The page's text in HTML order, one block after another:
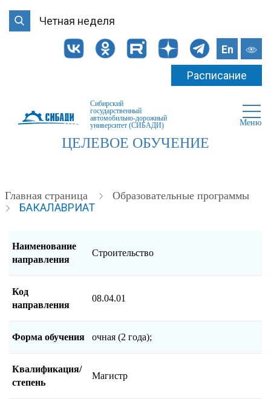
Четная неделя
En
Расписание
Сибирский
государственный
автомобильно-дорожный
университет (СИБАДИ)
Меню
ЦЕЛЕВОЕ ОБУЧЕНИЕ
Главная страница Образовательные программы
БАКАЛАВРИАТ
Наименование
направления
Строительство
Код
направления
08.04.01
Форма обучения очная (2 года);
Квалификация/
степень
Магистр